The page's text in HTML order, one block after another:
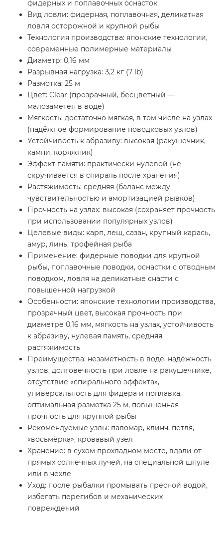
фидерных и поплавочных оснасток
Вид ловли: фидерная, поплавочная, деликатная
ловля осторожной и крупной рыбы
Технология производства: японские технологии,
современные полимерные материалы
Диаметр: 0,16 мм
Разрывная нагрузка: 3,2 кг (7 lb)
Размотка: 25 м
Цвет: Clear (прозрачный, бесцветный —
малозаметен в воде)
Мягкость: достаточно мягкая, в том числе на узлах
(надёжное формирование поводковых узлов)
Устойчивость к абразиву: высокая (ракушечник,
камни, коряжник)
Эффект памяти: практически нулевой (не
скручивается в спираль после хранения)
Растяжимость: средняя (баланс между
чувствительностью и амортизацией рывков)
Прочность на узлах: высокая (сохраняет прочность
при использовании популярных узлов)
Целевые виды: карп, лещ, сазан, крупный карась,
амур, линь, трофейная рыба
Применение: фидерные поводки для крупной
рыбы, поплавочные поводки, оснастки с отводным
поводком, ловля на деликатные снасти с
повышенной нагрузкой
Особенности: японские технологии производства,
прозрачный цвет, высокая прочность при
диаметре 0,16 мм, мягкость на узлах, устойчивость
к абразиву, нулевая память, средняя
растяжимость
Преимущества: незаметность в воде, надёжность
узлов, долговечность при ловле на ракушечнике,
отсутствие «спирального эффекта»,
универсальность для фидера и поплавка,
оптимальная размотка 25 м, повышенная
прочность для крупной рыбы
Рекомендуемые узлы: паломар, клинч, петля,
«восьмёрка», кровавый узел
Хранение: в сухом прохладном месте, вдали от
прямых солнечных лучей, на специальной шпуле
или в чехле
Уход: после рыбалки промывать пресной водой,
избегать перегибов и механических
повреждений